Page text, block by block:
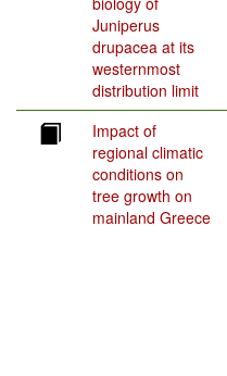
Juniperus
drupacea at its
westernmost
distribution limit
Impact of
regional climatic
conditions on
tree growth on
mainland Greece